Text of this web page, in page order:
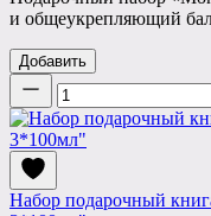
и общеукрепляющий
Добавить
Количество
Набор подарочный